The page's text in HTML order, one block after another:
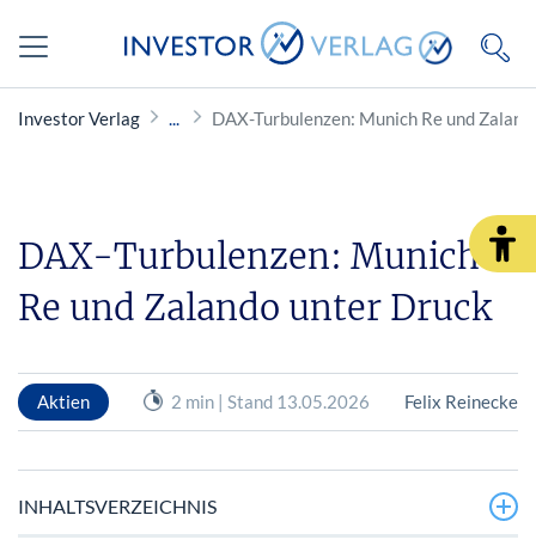
Investor Verlag DAX-Turbulenzen: Munich Re und
DAX-Turbulenzen: Munich
Re und Zalando unter Druck
Aktien 2 min | Stand 13.05.2026 Felix Reinecke
INHALTSVERZEICHNIS